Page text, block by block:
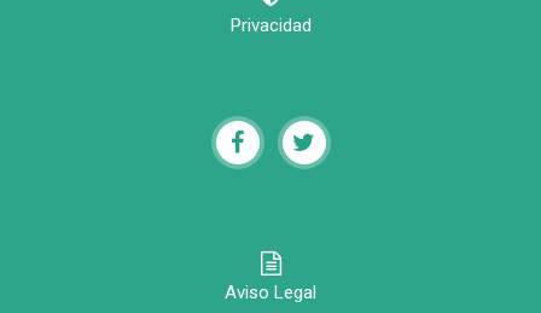
Privacidad
Aviso Legal